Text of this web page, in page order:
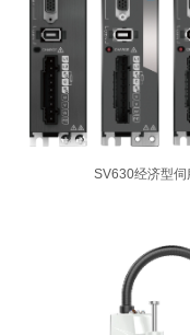
SV630经济型伺